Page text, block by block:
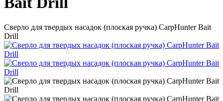
Сверло для твердых насадок (плоская ручка) CarpHunter Bait
Drill